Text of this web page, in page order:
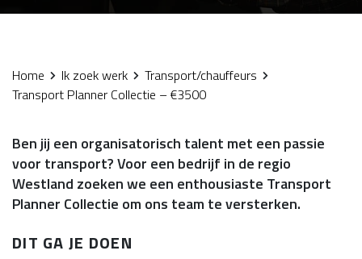
Home Ik zoek werk
Transport/chauffeurs
Transport Planner Collectie – €3500
Ben jij een organisatorisch talent met een passie
voor transport? Voor een bedrijf in de regio
Westland zoeken we een enthousiaste Transport
Planner Collectie om ons team te versterken.
DIT GA JE DOEN